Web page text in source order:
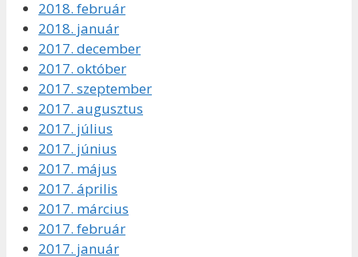
2018. február
2018. január
2017. december
2017. október
2017. szeptember
2017. augusztus
2017. július
2017. június
2017. május
2017. április
2017. március
2017. február
2017. január